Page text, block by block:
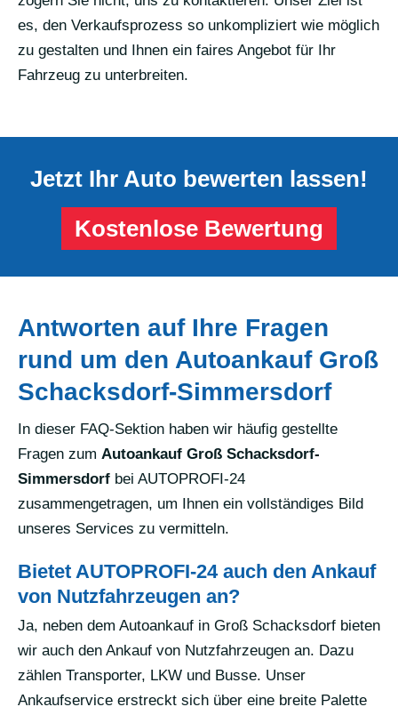
es, den Verkaufsprozess so unkompliziert wie möglich
zu gestalten und Ihnen ein faires Angebot für Ihr
Fahrzeug zu unterbreiten.
Jetzt Ihr Auto bewerten lassen!
Kostenlose Bewertung
Antworten auf Ihre Fragen
rund um den Autoankauf Groß
Schacksdorf-Simmersdorf
In dieser FAQ-Sektion haben wir häufig gestellte
Fragen zum Autoankauf Groß Schacksdorf-
Simmersdorf bei AUTOPROFI-24
zusammengetragen, um Ihnen ein vollständiges Bild
unseres Services zu vermitteln.
Bietet AUTOPROFI-24 auch den Ankauf
von Nutzfahrzeugen an?
Ja, neben dem Autoankauf in Groß Schacksdorf bieten
wir auch den Ankauf von Nutzfahrzeugen an. Dazu
zählen Transporter, LKW und Busse. Unser
Ankaufservice erstreckt sich über eine breite Palette